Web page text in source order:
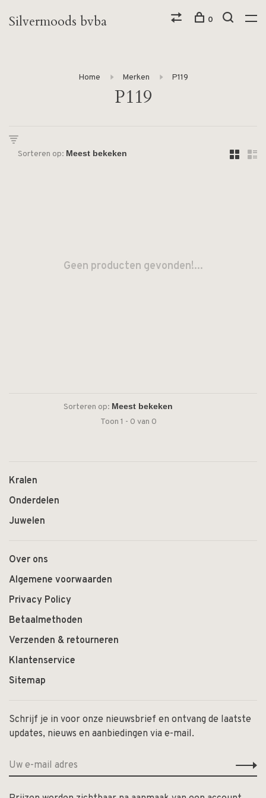
Silvermoods bvba 0
Home Merken P119
P119
Sorteren op:
Geen producten gevonden!...
Sorteren op:
Toon 1 - 0 van 0
Kralen
Onderdelen
Juwelen
Over ons
Algemene voorwaarden
Privacy Policy
Betaalmethoden
Verzenden & retourneren
Klantenservice
Sitemap
Schrijf je in voor onze nieuwsbrief en ontvang de laatste
updates, nieuws en aanbiedingen via e-mail.